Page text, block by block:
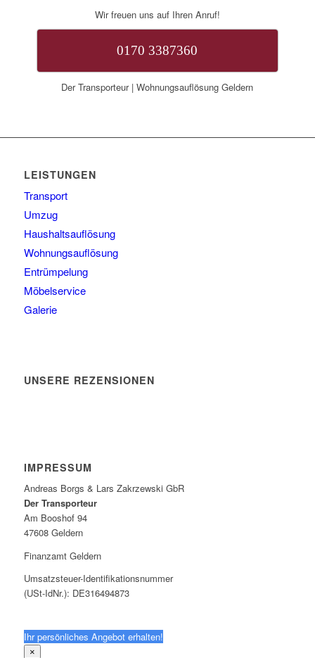
Wir freuen uns auf Ihren Anruf!
0170 3387360
Der Transporteur | Wohnungsauflösung Geldern
LEISTUNGEN
Transport
Umzug
Haushaltsauflösung
Wohnungsauflösung
Entrümpelung
Möbelservice
Galerie
UNSERE REZENSIONEN
IMPRESSUM
Andreas Borgs & Lars Zakrzewski GbR
Der Transporteur
Am Booshof 94
47608 Geldern
Finanzamt Geldern
Umsatzsteuer-Identifikationsnummer
(USt-IdNr.): DE316494873
Ihr persönliches Angebot erhalten!
×